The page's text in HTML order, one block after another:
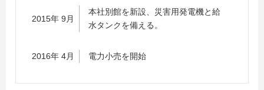
2015年 9月
本社別館を新設、災害用発電機と給
水タンクを備える。
2016年 4月 電力小売を開始